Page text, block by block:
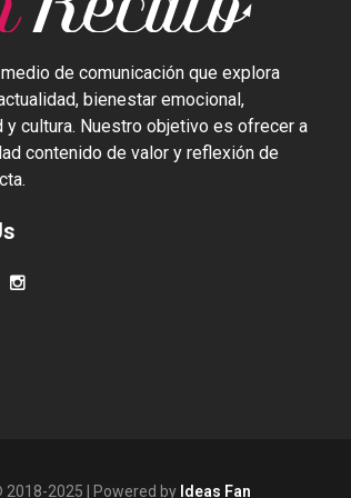
de comunicación que explora
bienestar emocional,
y cultura. Nuestro objetivo es ofrecer a
contenido de valor y reflexión de
2025 | Powered by Ideas Fan